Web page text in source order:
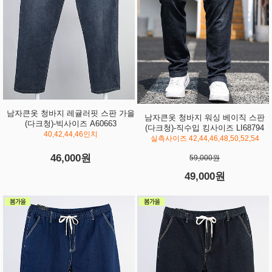
남자큰옷 청바지 레귤러핏 스판 가을
(다크청)-빅사이즈 A60663
40,42,44,46인치
46,000원
남자큰옷 청바지 워싱 베이직 스판
(다크청)-직수입 킹사이즈 LI68794
실측사이즈 42,44,46,48,50,52,54
59,000원
49,000원